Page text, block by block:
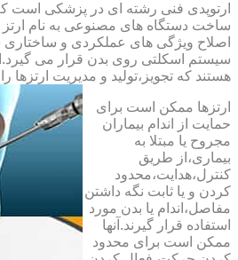
ارتوپدی فنی رشته ای در پزشکی است
ساخت دستگاه های مصنوعی به نام ارتز
اصلاح ویژگی های عملکردی و
سیستم اسکلتی روی بدن قرار می
هستند که تجویز،تولید و مدیریت ارتزها
ارتزها ممکن است برای
حمایت از اندام بیماران
مجروح یا مبتلا به
بیماری،از طریق
کنترل،هدایت،محدود
کردن و یا ثابت نگه داشتن
مفاصل،اندام یا بدن مورد
استفاده قرار گیرند.آنها
ممکن است برای محدود